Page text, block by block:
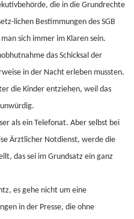
die in die Grundrechte
lichen Bestimmungen des SGB
sich immer im Klaren sein.
das Schicksal der
in der Nacht erleben mussten.
die Kinder entziehen, weil das
als ein Telefonat. Aber selbst bei
Ärztlicher Notdienst, werde die
das sei im Grundsatz ein ganz
es gehe nicht um eine
in der Presse, die ohne